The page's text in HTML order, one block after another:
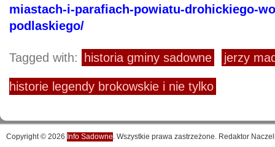
miastach-i-parafiach-powiatu-drohickiego-
podlaskiego/
Tagged with: historia gminy sadowne jerzy
historie legendy brokowskie i nie tylko
Copyright © 2026 Info Sadowne. Wszystkie prawa zastrzeżone. Redaktor